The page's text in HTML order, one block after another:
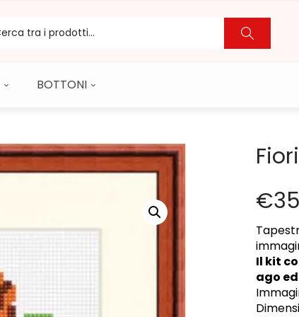
BOTTONI
€
Il kit
ago